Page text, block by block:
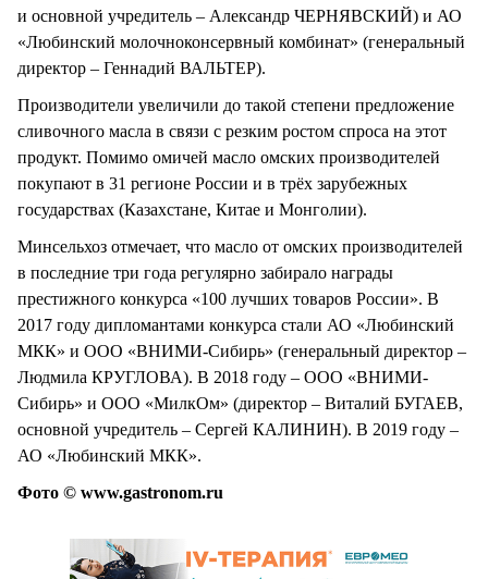
и основной учредитель – Александр ЧЕРНЯВСКИЙ) и АО
«Любинский молочноконсервный комбинат» (генеральный
директор – Геннадий ВАЛЬТЕР).
Производители увеличили до такой степени предложение
сливочного масла в связи с резким ростом спроса на этот
продукт. Помимо омичей масло омских производителей
покупают в 31 регионе России и в трёх зарубежных
государствах (Казахстане, Китае и Монголии).
Минсельхоз отмечает, что масло от омских производителей
в последние три года регулярно забирало награды
престижного конкурса «100 лучших товаров России». В
2017 году дипломантами конкурса стали АО «Любинский
МКК» и ООО «ВНИМИ-Сибирь» (генеральный директор –
Людмила КРУГЛОВА). В 2018 году – ООО «ВНИМИ-
Сибирь» и ООО «МилкОм» (директор – Виталий БУГАЕВ,
основной учредитель – Сергей КАЛИНИН). В 2019 году –
АО «Любинский МКК».
Фото © www.gastronom.ru